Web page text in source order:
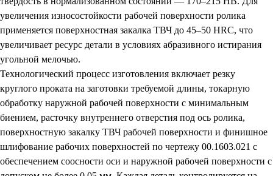
увеличения износостойкости рабочей поверхности ролика
применяется поверхностная закалка ТВЧ до 45–50 HRC, что
увеличивает ресурс детали в условиях абразивного истирания
угольной мелочью.
Технологический процесс изготовления включает резку
круглого проката на заготовки требуемой длины, токарную
обработку наружной рабочей поверхности с минимальным
биением, расточку внутреннего отверстия под ось ролика,
поверхностную закалку ТВЧ рабочей поверхности и финишное
шлифование рабочих поверхностей по чертежу 00.1603.021 с
обеспечением соосности оси и наружной рабочей поверхности с